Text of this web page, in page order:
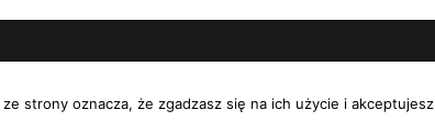
strony oznacza, że zgadzasz się na ich użycie i akceptujesz